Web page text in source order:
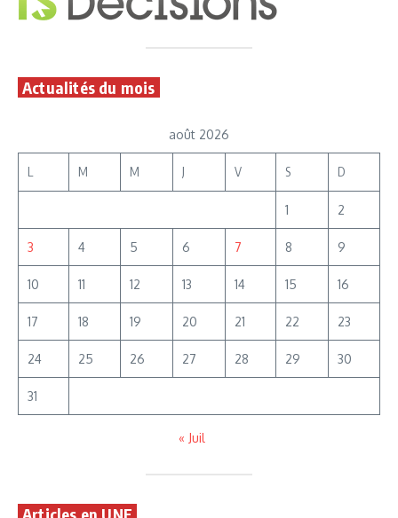
Actualités du mois
août 2026
L M M J V S D
1 2
3 4 5 6 7 8 9
10 11 12 13 14 15 16
17 18 19 20 21 22 23
24 25 26 27 28 29 30
31
« Juil